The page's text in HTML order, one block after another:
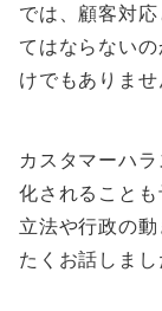
では、顧客対
てはならない
けでもありませ
カスタマーハ
化されること
立法や行政の
たくお話しまし